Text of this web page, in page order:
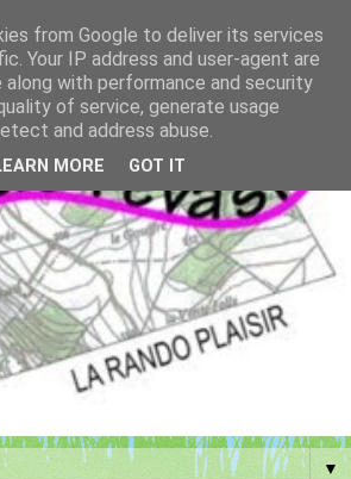
▼
from Google to deliver its services
Your IP address and user-agent are
along with performance and security
of service, generate usage
and address abuse.
MORE GOT IT